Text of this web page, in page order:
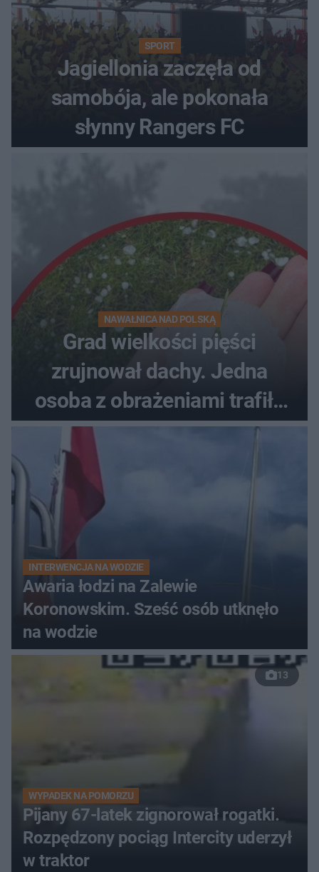
SPORT
Jagiellonia zaczęła od
samobója, ale pokonała
słynny Rangers FC
NAWAŁNICA NAD POLSKĄ
Grad wielkości pięści
zrujnował dachy. Jedna
osoba z obrażeniami trafiła
do szpitala
INTERWENCJA NA WODZIE
Awaria łodzi na Zalewie
Koronowskim. Sześć osób utknęło
na wodzie
13
WYPADEK NA POMORZU
Pijany 67-latek zignorował rogatki.
Rozpędzony pociąg Intercity uderzył
w traktor